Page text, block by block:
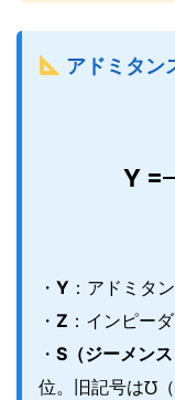
アドミタン
Y =
・ Y ：アドミタ
・ Z ：インピー
・ S（ジーメンス
位。旧記号は℧（